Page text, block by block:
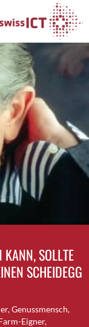
SOLLTE
SCHEIDEGG
Genussmensch,
Eigner,